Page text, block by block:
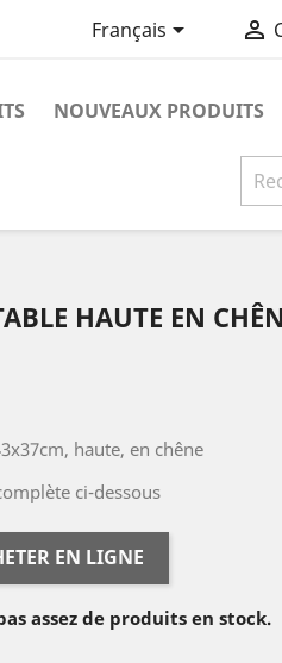
Français 
NOUVEAUX PRODUITS
HAUTE EN
haute, en chêne
ci-dessous
EN LIGNE
assez de produits en stock.